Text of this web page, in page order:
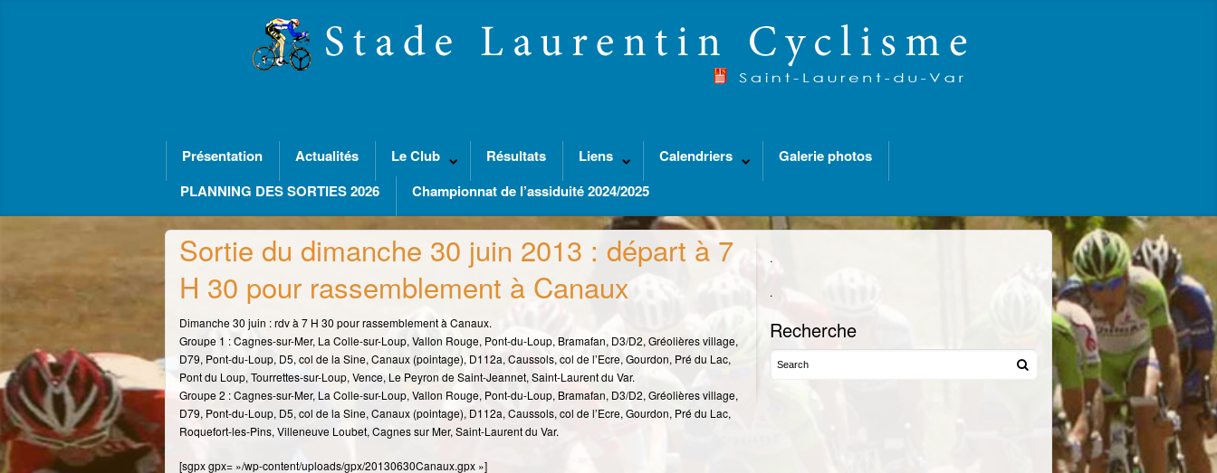
Présentation Actualités Le Club Résultats Liens Calendriers
Galerie photos
PLANNING DES SORTIES 2026
Championnat de l’assiduité 2024/2025
Sortie du dimanche 30 juin 2013 : départ à 7
H 30 pour rassemblement à Canaux
Dimanche 30 juin : rdv à 7 H 30 pour rassemblement à Canaux.
Groupe 1 : Cagnes-sur-Mer, La Colle-sur-Loup, Vallon Rouge, Pont-du-Loup, Bramafan, D3/D2, Gréolières village,
D79, Pont-du-Loup, D5, col de la Sine, Canaux (pointage), D112a, Caussols, col de l’Ecre, Gourdon, Pré du Lac,
Pont du Loup, Tourrettes-sur-Loup, Vence, Le Peyron de Saint-Jeannet, Saint-Laurent du Var.
Groupe 2 : Cagnes-sur-Mer, La Colle-sur-Loup, Vallon Rouge, Pont-du-Loup, Bramafan, D3/D2, Gréolières village,
D79, Pont-du-Loup, D5, col de la Sine, Canaux (pointage), D112a, Caussols, col de l’Ecre, Gourdon, Pré du Lac,
Roquefort-les-Pins, Villeneuve Loubet, Cagnes sur Mer, Saint-Laurent du Var.
[sgpx gpx= »/wp-content/uploads/gpx/20130630Canaux.gpx »]
.
.
Recherche